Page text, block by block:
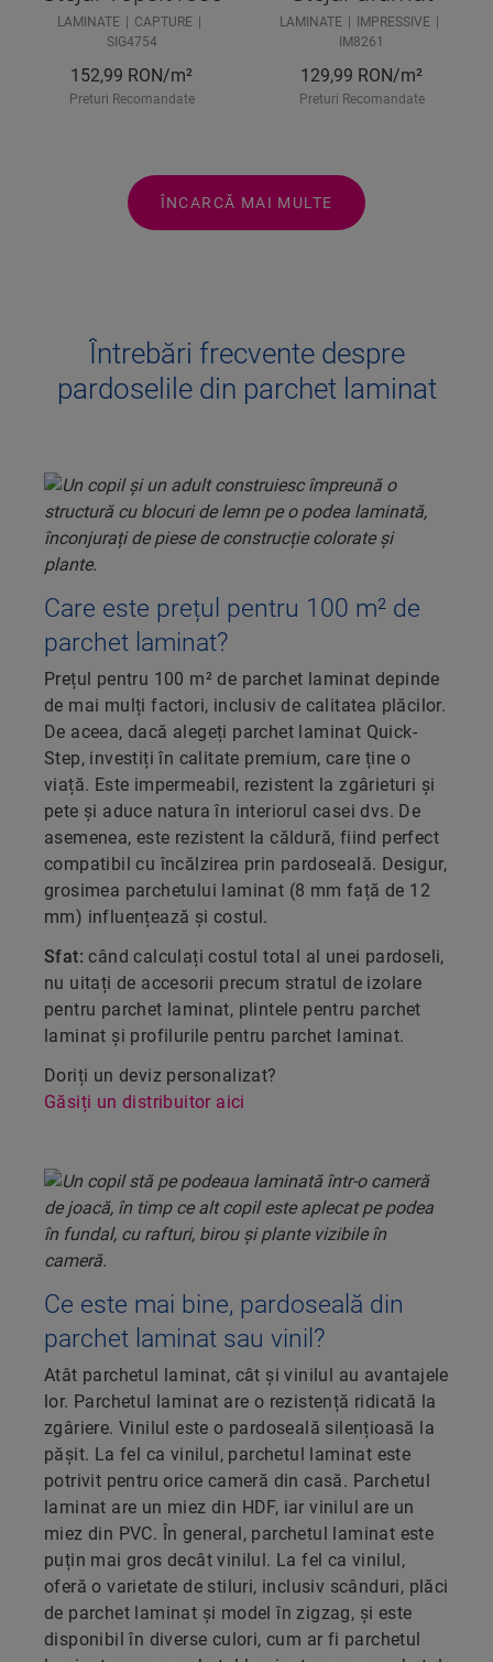
LAMINATE
CAPTURE
SIG4754
152,99 RON/m²
Preturi Recomandate
LAMINATE
IMPRESSIVE
IM8261
129,99 RON/m²
Preturi Recomandate
ÎNCARCĂ MAI MULTE
Întrebări frecvente despre
pardoselile din parchet laminat
Care este prețul pentru 100 m² de
parchet laminat?
Prețul pentru 100 m² de parchet laminat depinde
de mai mulți factori, inclusiv de calitatea plăcilor.
De aceea, dacă alegeți parchet laminat Quick-
Step, investiți în calitate premium, care ține o
viață. Este impermeabil, rezistent la zgârieturi și
pete și aduce natura în interiorul casei dvs. De
asemenea, este rezistent la căldură, fiind perfect
compatibil cu încălzirea prin pardoseală. Desigur,
grosimea parchetului laminat (8 mm față de 12
mm) influențează și costul.
Sfat: când calculați costul total al unei pardoseli,
nu uitați de accesorii precum stratul de izolare
pentru parchet laminat, plintele pentru parchet
laminat și profilurile pentru parchet laminat.
Doriți un deviz personalizat?
Găsiți un distribuitor aici
Ce este mai bine, pardoseală din
parchet laminat sau vinil?
Atât parchetul laminat, cât și vinilul au avantajele
lor. Parchetul laminat are o rezistență ridicată la
zgâriere. Vinilul este o pardoseală silențioasă la
pășit. La fel ca vinilul, parchetul laminat este
potrivit pentru orice cameră din casă. Parchetul
laminat are un miez din HDF, iar vinilul are un
miez din PVC. În general, parchetul laminat este
puțin mai gros decât vinilul. La fel ca vinilul,
oferă o varietate de stiluri, inclusiv scânduri, plăci
de parchet laminat și model în zigzag, și este
disponibil în diverse culori, cum ar fi parchetul